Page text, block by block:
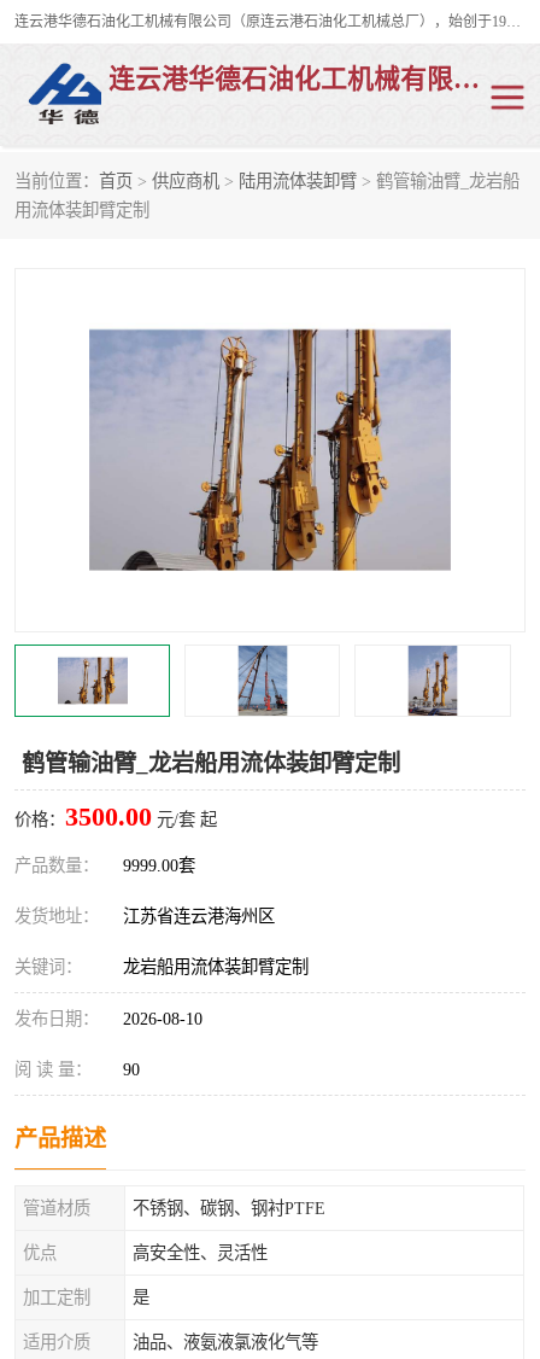
连云港华德石油化工机械有限公司（原连云港石油化工机械总厂），始创于1982年，是从事码头船用流体装卸臂、陆用流体装卸臂（鹤管）、活动梯、钢构平台、定量装车系统等全系列流体装卸设备的设计、制造、销售以及服务的专业供应商。
连云港华德石油化工机械有限公司
当前位置： 首页 > 供应商机 > 陆用流体装卸臂 > 鹤管输油臂_龙岩船
用流体装卸臂定制
鹤管输油臂_龙岩船用流体装卸臂定制
价格： 3500.00 元/套 起
产品数量： 9999.00套
发货地址： 江苏省连云港海州区
关键词： 龙岩船用流体装卸臂定制
发布日期： 2026-08-10
阅 读 量： 90
产品描述
管道材质 不锈钢、碳钢、钢衬PTFE
优点 高安全性、灵活性
加工定制 是
适用介质 油品、液氨液氯液化气等
陆用流体装卸臂
LNG鹤管 活动梯
卸车鹤管
输油臂
火车鹤管
汽车鹤管 顶部鹤管
浮动出油装置